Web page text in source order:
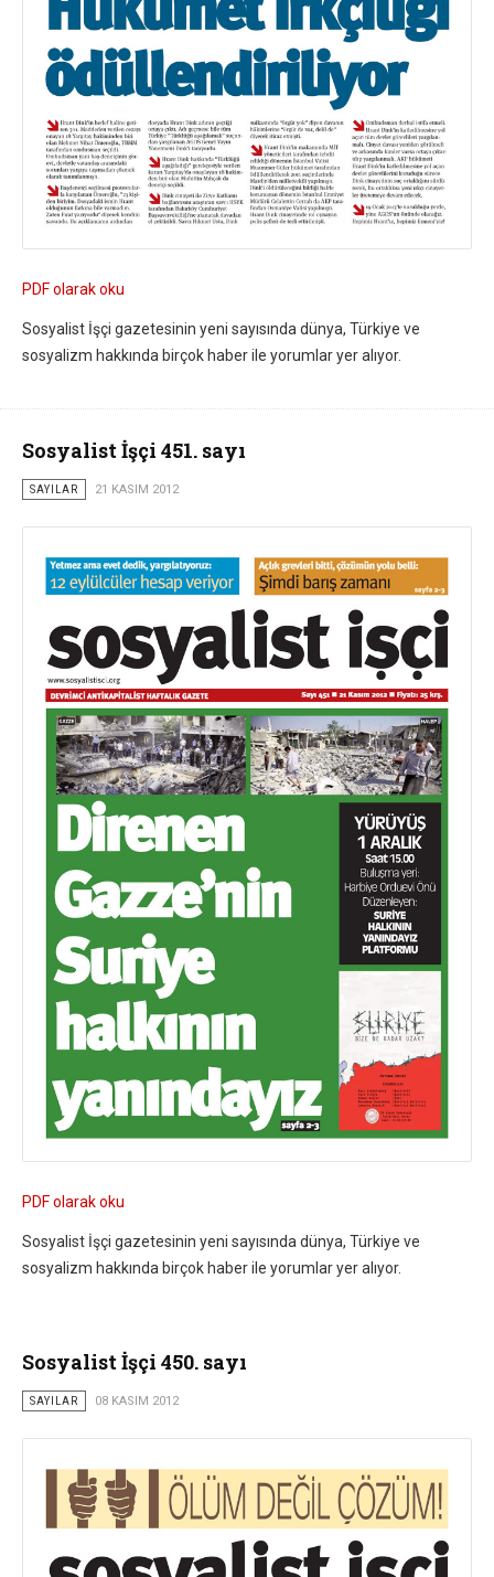
PDF olarak oku
Sosyalist İşçi gazetesinin yeni sayısında dünya, Türkiye ve
sosyalizm hakkında birçok haber ile yorumlar yer alıyor.
Sosyalist İşçi 451. sayı
SAYILAR 21 KASIM 2012
PDF olarak oku
Sosyalist İşçi gazetesinin yeni sayısında dünya, Türkiye ve
sosyalizm hakkında birçok haber ile yorumlar yer alıyor.
Sosyalist İşçi 450. sayı
SAYILAR 08 KASIM 2012